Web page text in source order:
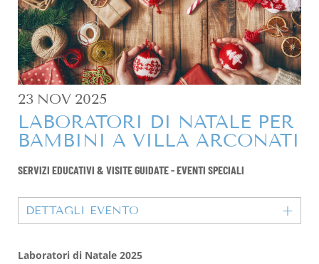
23 NOV 2025
LABORATORI DI NATALE PER
BAMBINI A VILLA ARCONATI
SERVIZI EDUCATIVI & VISITE GUIDATE-EVENTI SPECIALI
DETTAGLI EVENTO
Laboratori di Natale 2025